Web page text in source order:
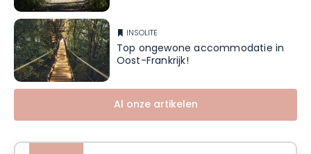
INSOLITE
Top ongewone accommodatie in
Oost-Frankrijk!
Al onze artikelen